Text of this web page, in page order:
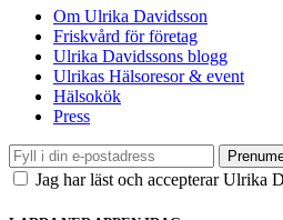
Om Ulrika Davidsson
Friskvård för företag
Ulrika Davidssons blogg
Ulrikas Hälsoresor & event
Hälsokök
Press
Jag har läst och accepterar Ulrika